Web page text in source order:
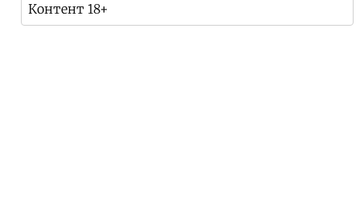
Контент 18+